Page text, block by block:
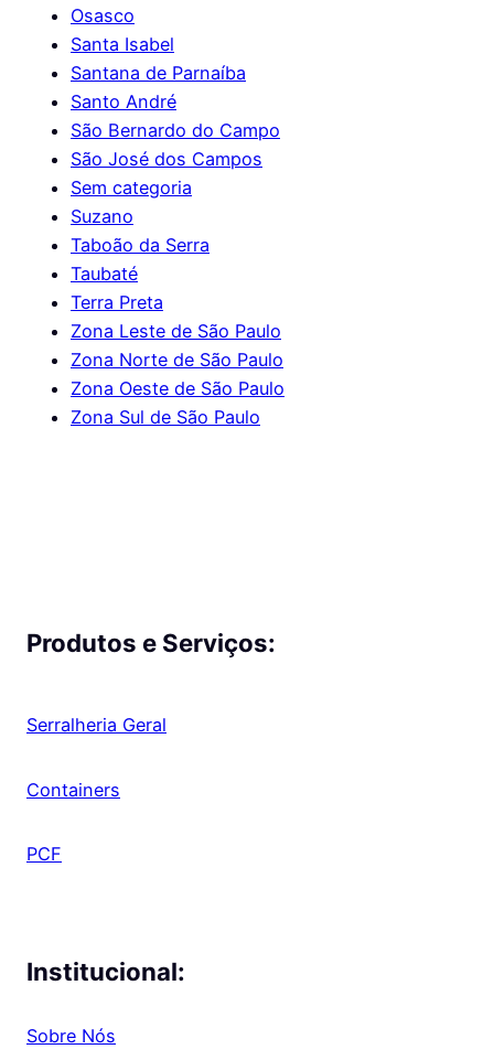
Osasco
Santa Isabel
Santana de Parnaíba
Santo André
São Bernardo do Campo
São José dos Campos
Sem categoria
Suzano
Taboão da Serra
Taubaté
Terra Preta
Zona Leste de São Paulo
Zona Norte de São Paulo
Zona Oeste de São Paulo
Zona Sul de São Paulo
Produtos e Serviços:
Serralheria Geral
Containers
PCF
Institucional:
Sobre Nós